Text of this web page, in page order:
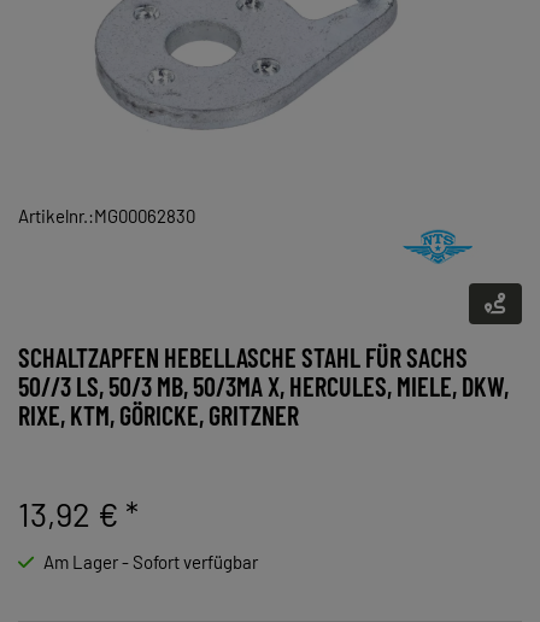
Artikelnr.:MG00062830
SCHALTZAPFEN HEBELLASCHE STAHL FÜR SACHS
50//3 LS, 50/3 MB, 50/3MA X, HERCULES, MIELE, DKW,
RIXE, KTM, GÖRICKE, GRITZNER
13,92 € *
Am Lager - Sofort verfügbar